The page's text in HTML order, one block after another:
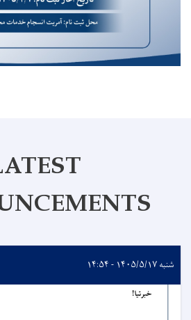
شنبه ۱۴۰۵/۵/۱۷ - ۱۴:۵۴